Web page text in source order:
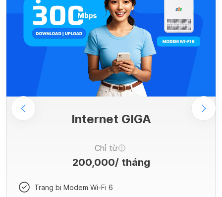
Internet GIGA
Chỉ từ
200,000/ tháng
Trang bị Modem Wi-Fi 6